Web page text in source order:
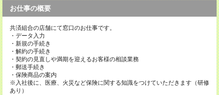
お仕事の概要
共済組合の店舗にて窓口のお仕事です。
・データ入力
・新規の手続き
・解約の手続き
・契約の見直しや満期を迎えるお客様の相談業務
・郵送手続き
・保険商品の案内
※入社後に、医療、火災など保険に関する知識をつけていただきます（研修
あり）